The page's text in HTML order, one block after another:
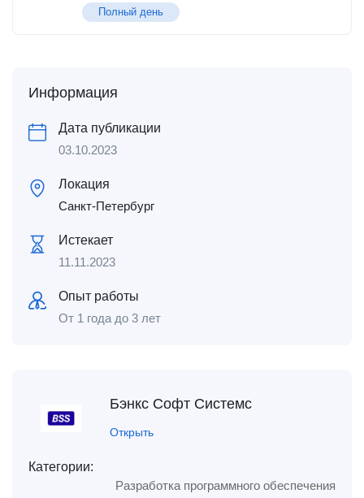
Полный день
Информация
Дата публикации
03.10.2023
Локация
Санкт-Петербург
Истекает
11.11.2023
Опыт работы
От 1 года до 3 лет
Бэнкс Софт Системс
Открыть
Категории:
Разработка программного обеспечения